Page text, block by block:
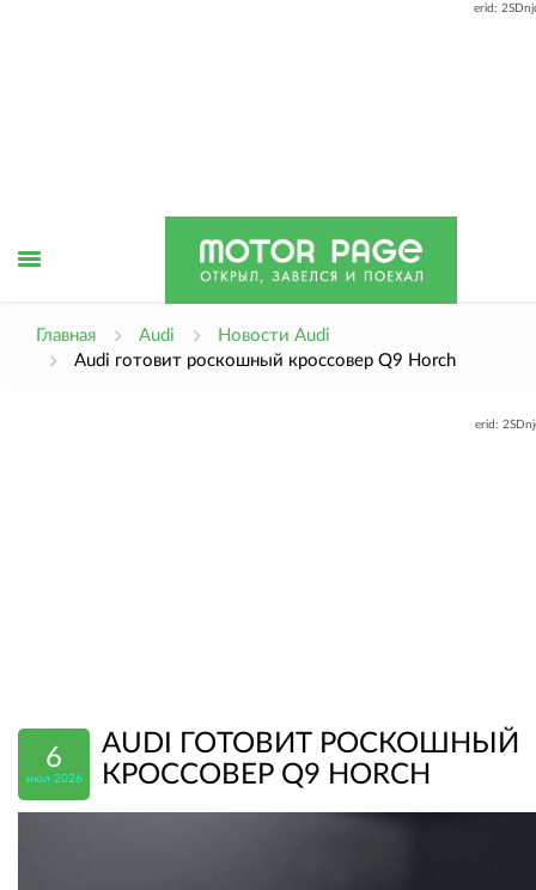
erid:
Главная Audi
Новости Audi
Audi готовит роскошный кроссовер Q9 Horch
erid:
6
июл 2026
AUDI ГОТОВИТ РОСКОШНЫЙ
КРОССОВЕР Q9 HORCH